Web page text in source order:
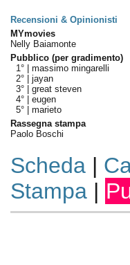
Recensioni & Opinionisti
MYmovies
Nelly Baiamonte
Pubblico (per gradimento)
1° | massimo mingarelli
2° | jayan
3° | great steven
4° | eugen
5° | marieto
Rassegna stampa
Paolo Boschi
Scheda|
Stampa|